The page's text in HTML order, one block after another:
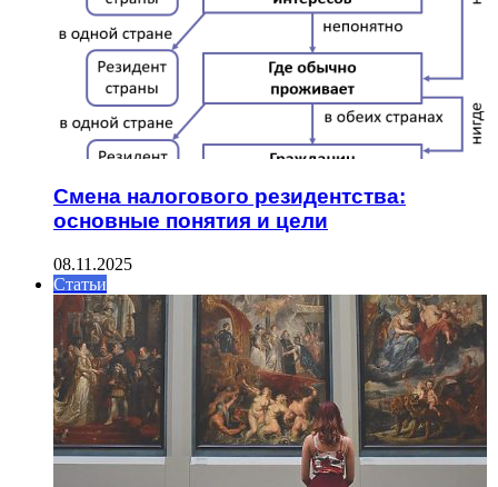
Смена налогового резидентства:
основные понятия и цели
08.11.2025
Статьи